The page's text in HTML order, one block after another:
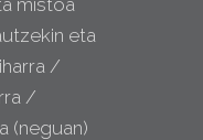
mistoa
eta
/
/
(neguan)